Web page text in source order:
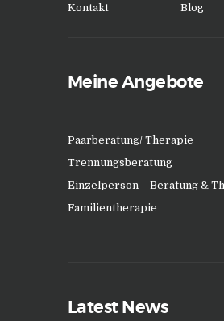
Kontakt
Blog
Meine Angebote
Paarberatung/ Therapie
Trennungsberatung
Einzelperson – Beratung &
Familientherapie
Latest News